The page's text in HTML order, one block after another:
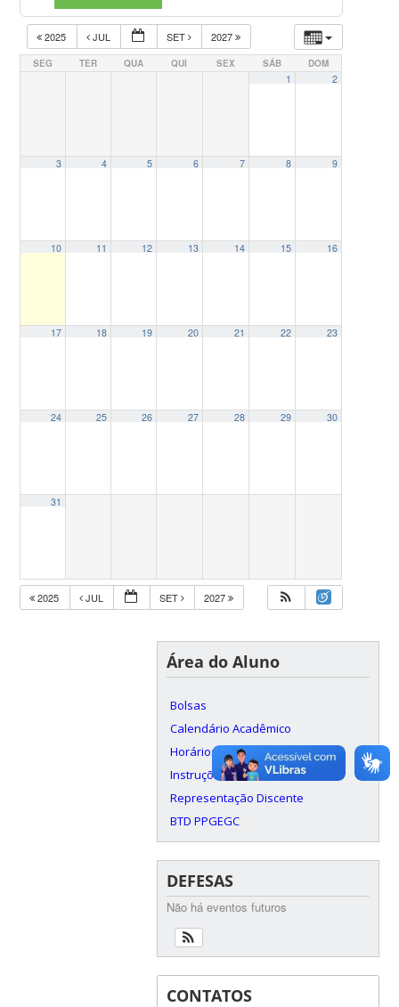
2025 JUL SET 2027
SEG TER QUA QUI SEX SÁB DOM
1 2
3 4 5 6 7 8 9
10 11 12 13 14 15 16
17 18 19 20 21 22 23
24 25 26 27 28 29 30
31
2025 JUL SET 2027
Área do Aluno
Bolsas
Calendário Acadêmico
Horários
Instruções e formulários
Representação Discente
BTD PPGEGC
DEFESAS
Não há eventos futuros
CONTATOS